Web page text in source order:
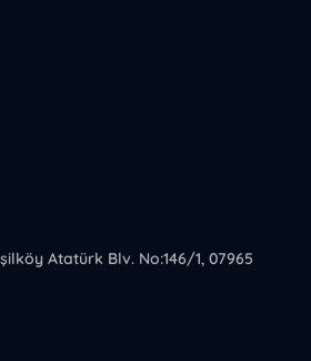
Atatürk Blv. No:146/1, 07965